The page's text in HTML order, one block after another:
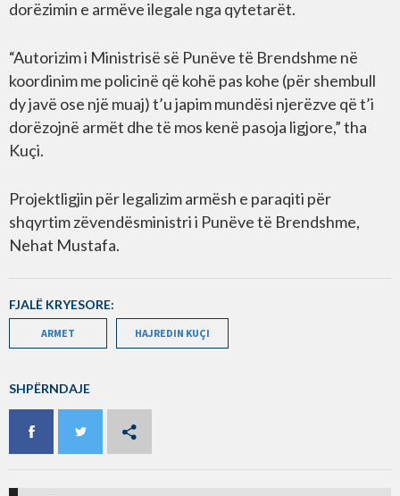
dorëzimin e armëve ilegale nga qytetarët.
“Autorizim i Ministrisë së Punëve të Brendshme në
koordinim me policinë që kohë pas kohe (për shembull
dy javë ose një muaj) t’u japim mundësi njerëzve që t’i
dorëzojnë armët dhe të mos kenë pasoja ligjore,” tha
Kuçi.
Projektligjin për legalizim armësh e paraqiti për
shqyrtim zëvendësministri i Punëve të Brendshme,
Nehat Mustafa.
FJALË KRYESORE:
ARMET HAJREDIN KUÇI
SHPËRNDAJE